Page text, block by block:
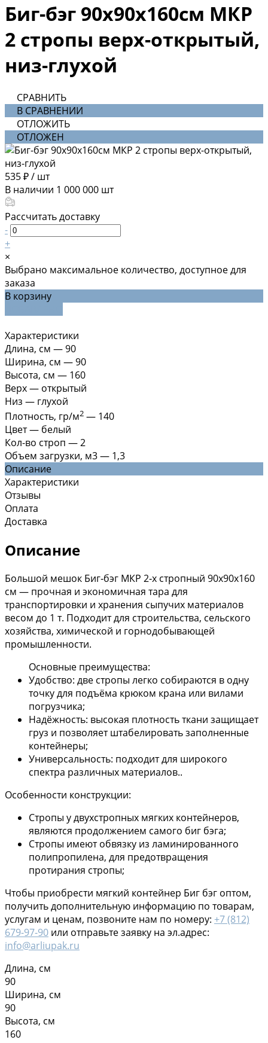
Биг-бэг 90х90х160см МКР
2 стропы верх-открытый,
низ-глухой
СРАВНИТЬ
В СРАВНЕНИИ
ОТЛОЖИТЬ
ОТЛОЖЕН
535 ₽/ шт
В наличии 1 000 000 шт
Рассчитать доставку
-
+
×
Выбрано максимальное количество, доступное для
заказа
В корзину
Характеристики
Длина, см —90
Ширина, см —90
Высота, см — 160
Верх— открытый
Низ — глухой
Плотность, гр/м2 — 140
Цвет— белый
Кол-во строп —2
Объем загрузки, м3— 1,3
Описание
Характеристики
Отзывы
Оплата
Доставка
Описание
Большой мешок Биг‑бэг МКР 2‑х стропный 90х90х160
см — прочная и экономичная тара для
транспортировки и хранения сыпучих материалов
весом до 1 т. Подходит для строительства, сельского
хозяйства, химической и горнодобывающей
промышленности.
Основные преимущества:
Удобство: две стропы легко собираются в одну
точку для подъёма крюком крана или вилами
погрузчика;
Надёжность: высокая плотность ткани защищает
груз и позволяет штабелировать заполненные
контейнеры;
Универсальность: подходит для широкого
спектра различных материалов..
Особенности конструкции:
Стропы у двухстропных мягких контейнеров,
являются продолжением самого биг бэга;
Стропы имеют обвязку из ламинированного
полипропилена, для предотвращения
протирания стропы;
Чтобы приобрести мягкий контейнер Биг бэг оптом,
получить дополнительную информацию по товарам,
услугам и ценам, позвоните нам по номеру: +7 (812)
679-97-90 или отправьте заявку на эл.адрес:
info@arliupak.ru
Длина, см
90
Ширина, см
90
Высота, см
160